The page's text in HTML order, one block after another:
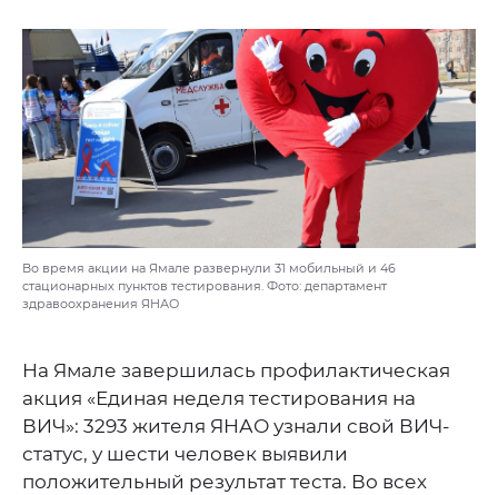
Во время акции на Ямале развернули 31 мобильный и 46
стационарных пунктов тестирования. Фото: департамент
здравоохранения ЯНАО
На Ямале завершилась профилактическая
акция «Единая неделя тестирования на
ВИЧ»: 3293 жителя ЯНАО узнали свой ВИЧ-
статус, у шести человек выявили
положительный результат теста. Во всех